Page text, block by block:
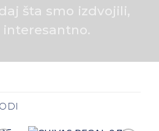
šta smo izdvojili,